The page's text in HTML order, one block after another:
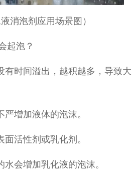
液消泡剂应用场景图）
起泡？
时间溢出，越积越多，导致大
增加液体的泡沫。
活性剂或乳化剂。
会增加乳化液的泡沫。